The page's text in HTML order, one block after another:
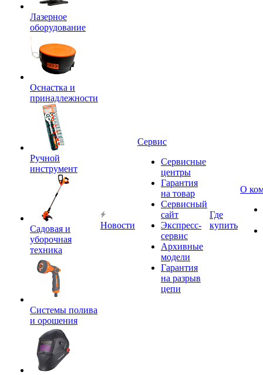
Лазерное
оборудование
Оснастка и
принадлежности
Ручной
инструмент
Садовая и
уборочная
техника
Системы полива
и орошения
Новости
Сервис
Сервисные
центры
Гарантия
на товар
Сервисный
сайт
Экспресс-
сервис
Архивные
модели
Гарантия
на разрыв
цепи
Где
купить
О